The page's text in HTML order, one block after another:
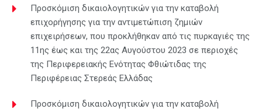
Προσκόμιση δικαιολογητικών για την καταβολή
επιχορήγησης για την αντιμετώπιση ζημιών
επιχειρήσεων, που προκλήθηκαν από τις πυρκαγιές της
11ης έως και της 22ας Αυγούστου 2023 σε περιοχές
της Περιφερειακής Ενότητας Φθιώτιδας της
Περιφέρειας Στερεάς Ελλάδας
Προσκόμιση δικαιολογητικών για την καταβολή